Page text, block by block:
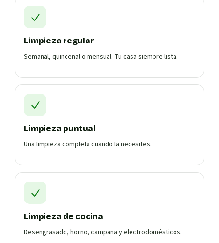
Limpieza regular
Semanal, quincenal o mensual. Tu casa siempre lista.
Limpieza puntual
Una limpieza completa cuando la necesites.
Limpieza de cocina
Desengrasado, horno, campana y electrodomésticos.